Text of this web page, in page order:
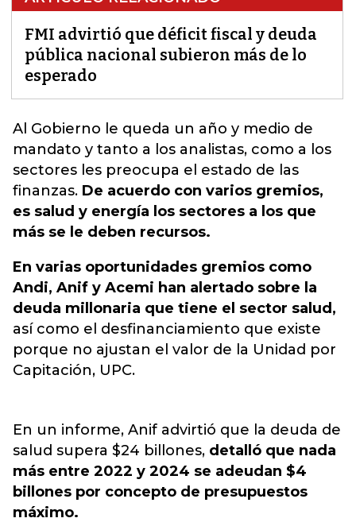
FMI advirtió que déficit fiscal y deuda
pública nacional subieron más de lo
esperado
Al Gobierno le queda un año y medio de
mandato y tanto a los analistas, como a los
sectores les preocupa el estado de las
finanzas. De acuerdo con varios gremios,
es salud y energía los sectores a los que
más se le deben recursos.
En varias oportunidades gremios como
Andi, Anif y Acemi han alertado sobre la
deuda millonaria que tiene el sector salud,
así como el desfinanciamiento que existe
porque no ajustan el valor de la Unidad por
Capitación, UPC.
En un informe, Anif advirtió que la deuda de
salud supera $24 billones, detalló que nada
más entre 2022 y 2024 se adeudan $4
billones por concepto de presupuestos
máximo.